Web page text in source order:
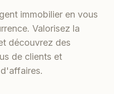
immobilier en vous
Valorisez la
découvrez des
de clients et